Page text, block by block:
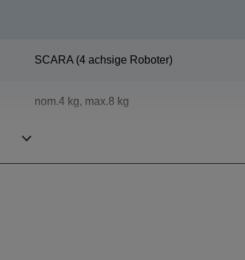
SCARA (4 achsige Roboter)
nom.4 kg, max.8 kg